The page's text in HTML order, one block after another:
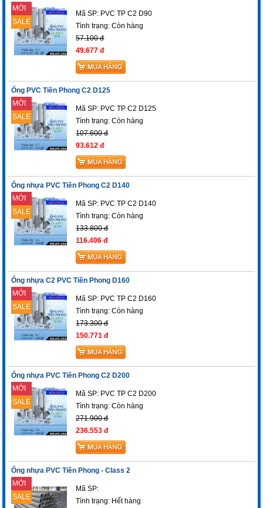
MỚI
SALE
Mã SP: PVC TP C2 D90
Tình trạng:Còn hàng
57.100 đ
49.677 đ
Ống PVC Tiền Phong C2 D125
MỚI
SALE
Mã SP: PVC TP C2 D125
Tình trạng:Còn hàng
107.600 đ
93.612 đ
Ống nhựa PVC Tiền Phong C2 D140
MỚI
SALE
Mã SP: PVC TP C2 D140
Tình trạng:Còn hàng
133.800 đ
116.406 đ
Ống nhựa C2 PVC Tiền Phong D160
MỚI
SALE
Mã SP: PVC TP C2 D160
Tình trạng:Còn hàng
173.300 đ
150.771 đ
Ống nhựa PVC Tiền Phong C2 D200
MỚI
SALE
Mã SP: PVC TP C2 D200
Tình trạng:Còn hàng
271.900 đ
236.553 đ
Ống nhựa PVC Tiền Phong - Class 2
MỚI
SALE
Mã SP:
Tình trạng: Hết hàng